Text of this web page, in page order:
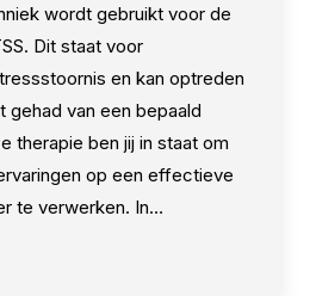
wordt gebruikt voor de
Dit staat voor
en kan optreden
gehad van een bepaald
therapie ben jij in staat om
op een effectieve
te verwerken. In…